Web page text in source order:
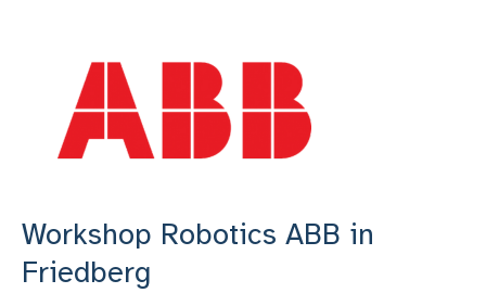
Workshop Robotics ABB in
Friedberg
Friedberg